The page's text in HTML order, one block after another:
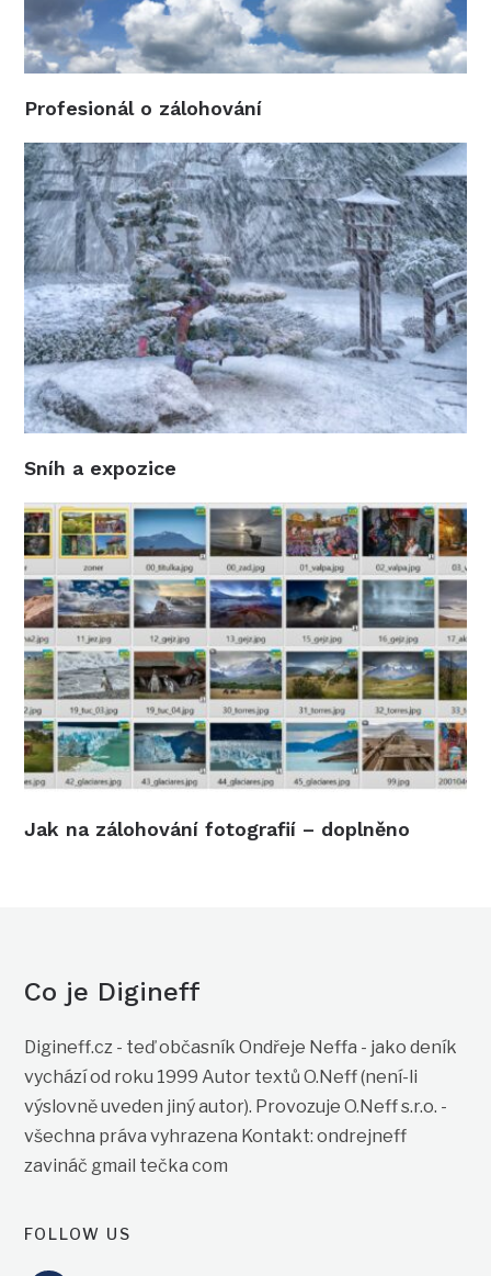
Profesionál o zálohování
Sníh a expozice
Jak na zálohování fotografií – doplněno
Co je Digineff
Digineff.cz - teď občasník Ondřeje Neffa - jako deník
vychází od roku 1999 Autor textů O.Neff (není-li
výslovně uveden jiný autor). Provozuje O.Neff s.r.o. -
všechna práva vyhrazena Kontakt: ondrejneff
zavináč gmail tečka com
FOLLOW US